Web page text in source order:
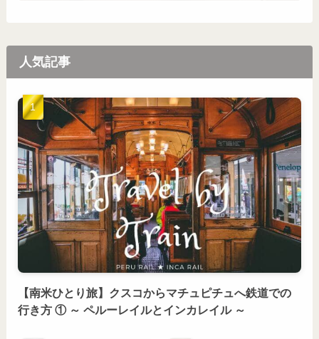
人気記事
【南米ひとり旅】クスコからマチュピチュへ鉄道での
行き方 ① ～ ペルーレイルとインカレイル ～